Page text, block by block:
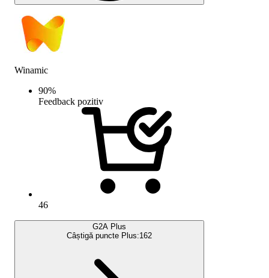
Winamic
90%
Feedback pozitiv
46
G2A Plus
Câștigă puncte Plus:162